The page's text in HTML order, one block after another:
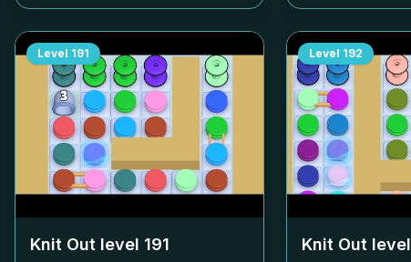
Level 191
Knit Out level 191
Level 192
Knit Out level